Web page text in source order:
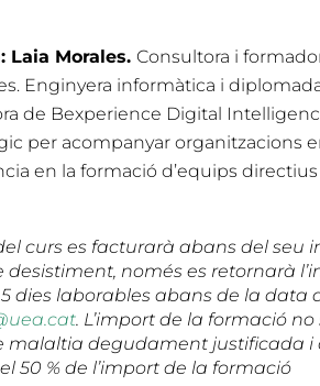
Laia Morales.Consultora i
Enginyera informàtica i
de Bexperience Digital
per acompanyar organitzacions
en la formació d’equips
curs es facturarà abans del seu
desistiment, només es retornarà
dies laborables abans de la data
. L’import de la formació
malaltia degudament justificada
50 % de l’import de la formació